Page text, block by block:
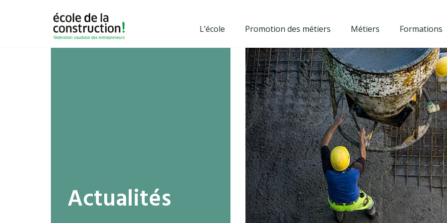
L’école Promotion des métiers Métiers Formations
Actualités